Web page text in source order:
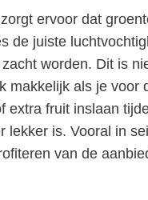
ervoor dat
de juiste
worden. Dit is
makkelijk als je voor
fruit inslaan
is. Vooral in
van de